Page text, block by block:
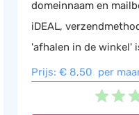
Support
VoIP
Chat
domeinnaam en
iDEAL,
'afhalen in de winkel'
Prijs: € 8,50 per